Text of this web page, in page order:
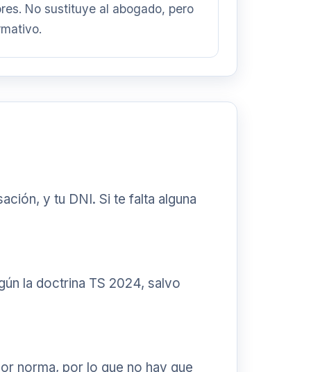
No sustituye al abogado, pero
y tu DNI. Si te falta alguna
la doctrina TS 2024, salvo
norma, por lo que no hay que